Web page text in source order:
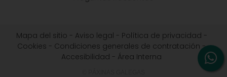
Mapa del sitio - Aviso legal - Política de privacidad -
Cookies - Condiciones generales de contratación -
Accesibilidad - Área Interna